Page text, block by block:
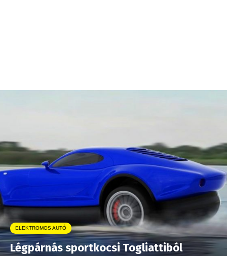
ELEKTROMOS AUTÓ
Légpárnás sportkocsi Togliattiból